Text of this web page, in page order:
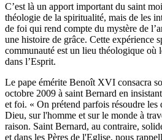
C’est là un apport important du saint
théologie de la spiritualité, mais de les
de foi qui rend compte du mystère de
une histoire de grâce. Cette expérience
communauté est un lieu théologique où
dans l’Esprit.
Le pape émérite Benoît XVI consacra
octobre 2009 à saint Bernard en
et foi. « On prétend parfois résoudre les
Dieu, sur l'homme et sur le monde à
raison. Saint Bernard, au contraire,
et dans les Pères de l'Eglise, nous